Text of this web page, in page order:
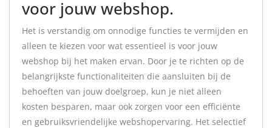
voor jouw webshop.
Het is verstandig om onnodige functies te vermijden en
alleen te kiezen voor wat essentieel is voor jouw
webshop bij het maken ervan. Door je te richten op de
belangrijkste functionaliteiten die aansluiten bij de
behoeften van jouw doelgroep, kun je niet alleen
kosten besparen, maar ook zorgen voor een efficiënte
en gebruiksvriendelijke webshopervaring. Het selectief